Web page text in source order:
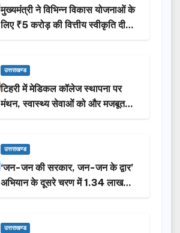
मुख्यमंत्री ने विभिन्न विकास योजनाओं के
लिए ₹5 करोड़ की वित्तीय स्वीकृति दी…
उत्तराखण्ड
टिहरी में मेडिकल कॉलेज स्थापना पर
मंथन, स्वास्थ्य सेवाओं को और मजबूत
करेगी सरकार: मुख्यमंत्री धामी…
उत्तराखण्ड
‘जन-जन की सरकार, जन-जन के द्वार’
अभियान के दूसरे चरण में 1.34 लाख
लोगों की भागीदारी…
उत्तराखण्ड